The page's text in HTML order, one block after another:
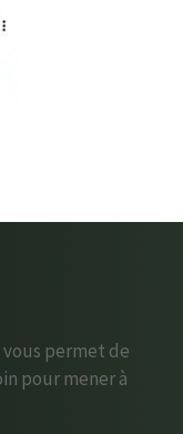
permet de
pour mener à